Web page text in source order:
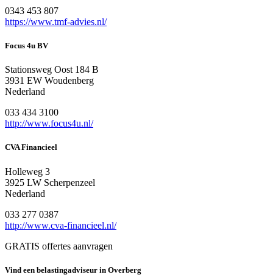
0343 453 807
https://www.tmf-advies.nl/
Focus 4u BV
Stationsweg Oost 184 B
3931 EW Woudenberg
Nederland
033 434 3100
http://www.focus4u.nl/
CVA Financieel
Holleweg 3
3925 LW Scherpenzeel
Nederland
033 277 0387
http://www.cva-financieel.nl/
GRATIS offertes aanvragen
Vind een belastingadviseur in Overberg